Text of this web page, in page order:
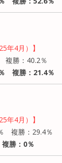
年4月）】
複勝：40.2％
複勝：21.4％
年4月）】
複勝：29.4％
勝：0％